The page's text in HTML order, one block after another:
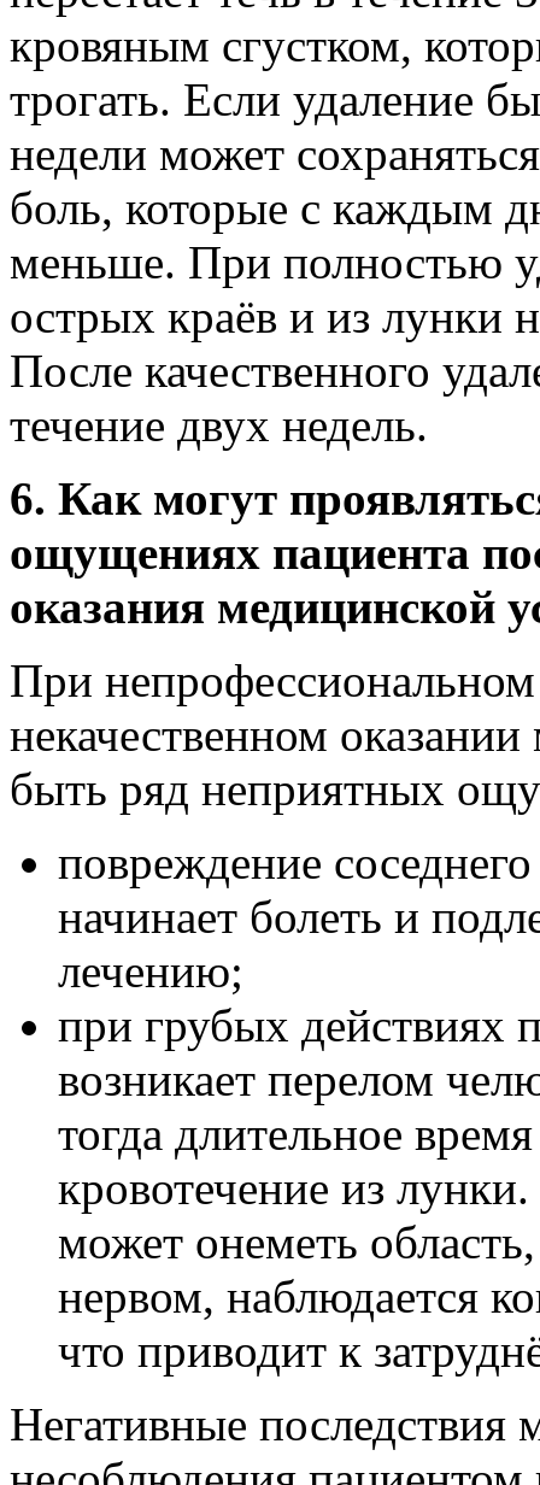
кровяным сгустком,
трогать. Если удаление
недели может
боль, которые с каждым
меньше. При полностью
острых краёв и из лунки
После качественного
течение двух недель.
6. Как могут
ощущениях пациента
оказания медицинской
При
некачественном
быть ряд неприятных
повреждение
начинает болеть и
лечению;
при грубых действиях
возникает перелом
тогда длительное
кровотечение из
может онеметь
нервом, наблюдается
что приводит к
Негативные последствия